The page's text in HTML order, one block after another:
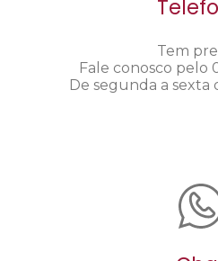
Tem
Fale conosco pelo
De segunda a sexta